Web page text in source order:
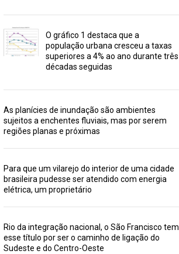
O gráfico 1 destaca que a
população urbana cresceu a taxas
superiores a 4% ao ano durante três
décadas seguidas
As planícies de inundação são ambientes
sujeitos a enchentes fluviais, mas por serem
regiões planas e próximas
Para que um vilarejo do interior de uma cidade
brasileira pudesse ser atendido com energia
elétrica, um proprietário
Rio da integração nacional, o São Francisco tem
esse título por ser o caminho de ligação do
Sudeste e do Centro-Oeste